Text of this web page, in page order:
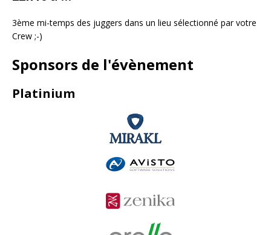
3ème mi-temps des juggers dans un lieu sélectionné par votre
Crew ;-)
Sponsors de l'évènement
Platinium